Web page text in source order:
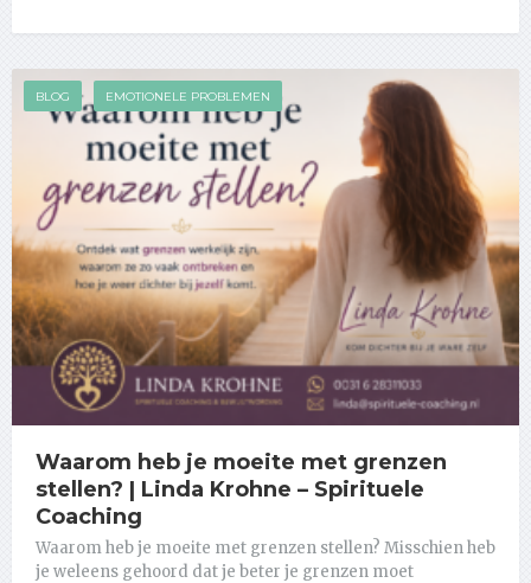
BLOG EMOTIONELE PROBLEMEN
Waarom heb je moeite met grenzen
stellen? | Linda Krohne – Spirituele
Coaching
Waarom heb je moeite met grenzen stellen? Misschien heb
je weleens gehoord dat je beter je grenzen moet